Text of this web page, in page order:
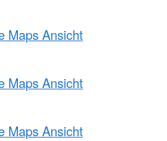
Maps Ansicht
Maps Ansicht
Maps Ansicht